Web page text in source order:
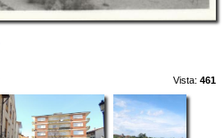
Vista: 461